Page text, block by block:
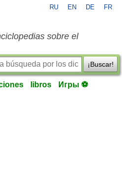
RU EN DE FR
sobre el
¡Buscar!
libros Игры ⚽